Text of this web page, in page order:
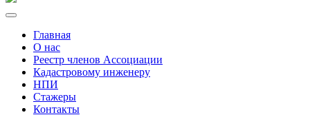
Главная
О нас
Реестр членов Ассоциации
Кадастровому инженеру
НПИ
Стажеры
Контакты